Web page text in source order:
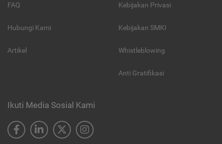
FAQ
Hubungi Kami
Artikel
Kebijakan Privasi
Kebijakan SMKI
Whistleblowing
Anti Gratifikasi
Ikuti Media Sosial Kami